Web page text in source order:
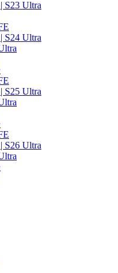
S23 Ultra
S24 Ultra
S25 Ultra
S26 Ultra